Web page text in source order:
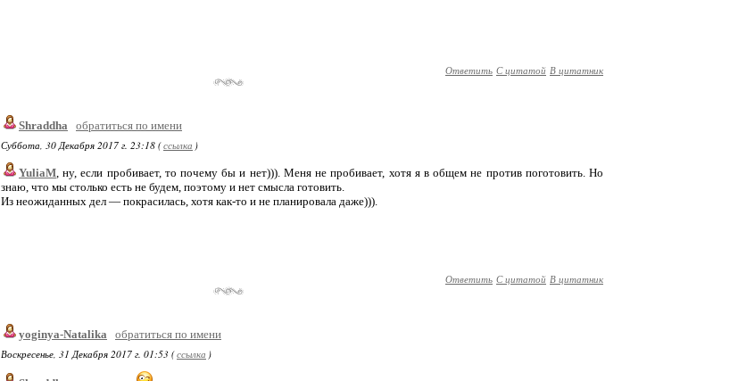
Ответить С цитатой В цитатник
Shraddha
обратиться по имени
Суббота, 30 Декабря 2017 г. 23:18 (ссылка )
YuliaM, ну, если пробивает, то почему бы и нет))). Меня не пробивает, хотя я в общем не против поготовить. Но
знаю, что мы столько есть не будем, поэтому и нет смысла готовить.
Из неожиданных дел — покрасилась, хотя как-то и не планировала даже))).
Ответить С цитатой В цитатник
yoginya-Natalika
обратиться по имени
Воскресенье, 31 Декабря 2017 г. 01:53 (ссылка )